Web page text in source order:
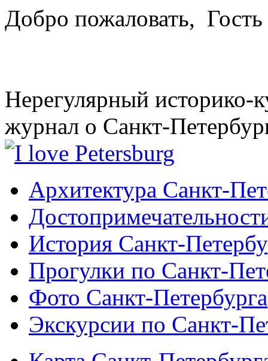
Добро пожаловать, Гость
Нерегулярный историко-
журнал о Санкт-
Архитектура Санкт-
История Санкт-
Прогулки по Санкт-
Фото Санкт-Петербурга
Экскурсии по Санкт-